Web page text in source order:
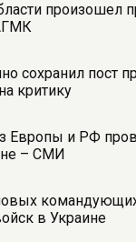
произошел
сохранил пост
критику
Европы и РФ
– СМИ
в Украине